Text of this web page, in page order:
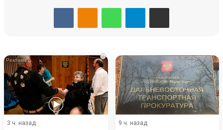
WhatsAppTelegramShare via Email
i
3 ч. назад
9 ч. назад